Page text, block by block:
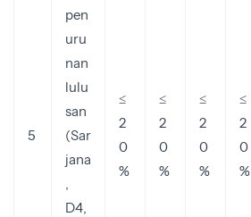
5
pen
uru
nan
lulu
san
(Sar
jana
D4,
≤
2
0
%
≤
2
0
%
≤
2
0
%
≤
2
0
%